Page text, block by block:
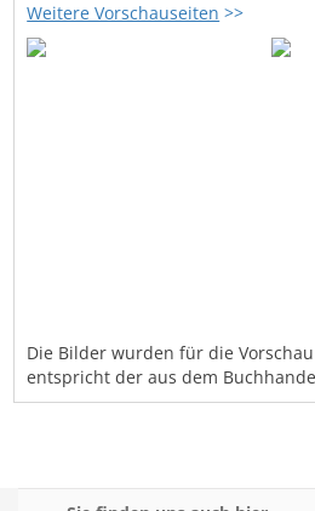
Weitere Vorschauseiten >>
Die Bilder wurden für die
entspricht der aus dem